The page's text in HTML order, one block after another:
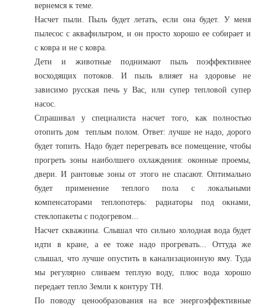
вернемся к теме.
Насчет пыли. Пыль будет летать, если она будет. У меня
пылесос с аквафильтром, и он просто хорошо ее собирает и
с ковра и не с ковра.
Дети и животные поднимают пыль поэффективнее
восходящих потоков. И пыль влияет на здоровье не
зависимо русская печь у Вас, или супер тепловой супер
насос.
Спрашивал у специалиста насчет того, как полностью
отопить дом теплым полом. Ответ: лучше не надо, дорого
будет топить. Надо будет перегревать все помещение, чтобы
прогреть зоны наиболшего охлаждения: оконные проемы,
двери. И рантовые зоны от этого не спасают. Оптимально
будет применение теплого пола с локальными
компенсаторами теплопотерь: радиаторы под окнами,
стеклопакеты с подогревом...
Насчет скважины. Слышал что сильно холодная вода будет
идти в кране, а ее тоже надо прогревать... Оттуда же
слышал, что лучше опустить в канализационную яму. Туда
мы регулярно сливаем теплую воду, плюс вода хорошо
передает тепло Земли к контуру ТН.
По поводу ценообразования на все энергоэффективные